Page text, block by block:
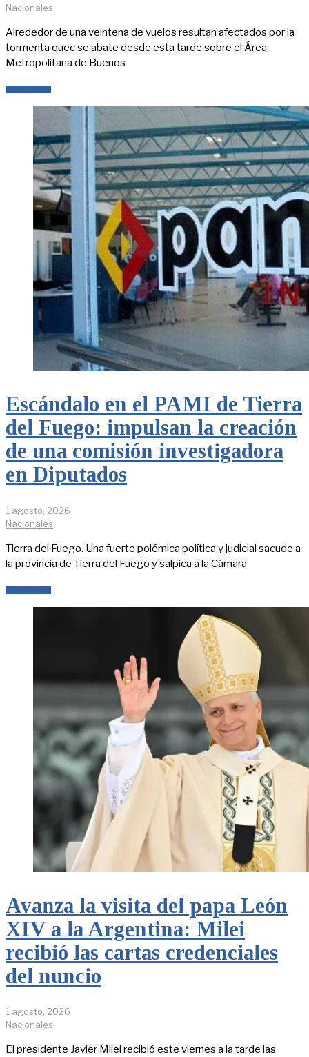
Nacionales
Alrededor de una veintena de vuelos resultan afectados por la
tormenta quec se abate desde esta tarde sobre el Área
Metropolitana de Buenos
Escándalo en el PAMI de Tierra
del Fuego: impulsan la creación
de una comisión investigadora
en Diputados
1 agosto, 2026
Nacionales
Tierra del Fuego. Una fuerte polémica política y judicial sacude a
la provincia de Tierra del Fuego y salpica a la Cámara
Avanza la visita del papa León
XIV a la Argentina: Milei
recibió las cartas credenciales
del nuncio
1 agosto, 2026
Nacionales
El presidente Javier Milei recibió este viernes a la tarde las